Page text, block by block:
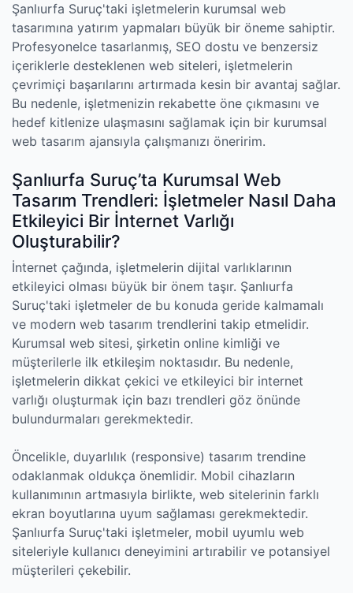
Şanlıurfa Suruç'taki işletmelerin kurumsal web
tasarımına yatırım yapmaları büyük bir öneme sahiptir.
Profesyonelce tasarlanmış, SEO dostu ve benzersiz
içeriklerle desteklenen web siteleri, işletmelerin
çevrimiçi başarılarını artırmada kesin bir avantaj sağlar.
Bu nedenle, işletmenizin rekabette öne çıkmasını ve
hedef kitlenize ulaşmasını sağlamak için bir kurumsal
web tasarım ajansıyla çalışmanızı öneririm.
Şanlıurfa Suruç’ta Kurumsal Web
Tasarım Trendleri: İşletmeler Nasıl Daha
Etkileyici Bir İnternet Varlığı
Oluşturabilir?
İnternet çağında, işletmelerin dijital varlıklarının
etkileyici olması büyük bir önem taşır. Şanlıurfa
Suruç'taki işletmeler de bu konuda geride kalmamalı
ve modern web tasarım trendlerini takip etmelidir.
Kurumsal web sitesi, şirketin online kimliği ve
müşterilerle ilk etkileşim noktasıdır. Bu nedenle,
işletmelerin dikkat çekici ve etkileyici bir internet
varlığı oluşturmak için bazı trendleri göz önünde
bulundurmaları gerekmektedir.
Öncelikle, duyarlılık (responsive) tasarım trendine
odaklanmak oldukça önemlidir. Mobil cihazların
kullanımının artmasıyla birlikte, web sitelerinin farklı
ekran boyutlarına uyum sağlaması gerekmektedir.
Şanlıurfa Suruç'taki işletmeler, mobil uyumlu web
siteleriyle kullanıcı deneyimini artırabilir ve potansiyel
müşterileri çekebilir.